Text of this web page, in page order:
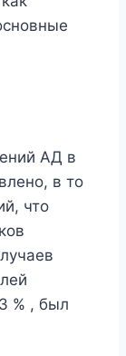
АД в
в то
что
% , был